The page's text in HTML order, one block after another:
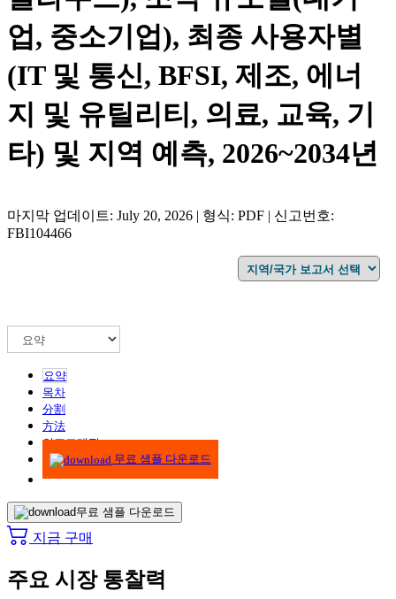
업, 중소기업), 최종 사용자별
(IT 및 통신, BFSI, 제조, 에너
지 및 유틸리티, 의료, 교육, 기
타) 및 지역 예측, 2026~2034년
마지막 업데이트: July 20, 2026 | 형식: PDF | 신고번호:
FBI104466
요약
목차
分割
方法
인포그래픽
무료 샘플 다운로드
무료 샘플 다운로드
지금 구매
주요 시장 통찰력